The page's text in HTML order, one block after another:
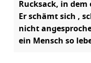
Rucksack, in
Er schämt sich ,
nicht
ein Mensch so